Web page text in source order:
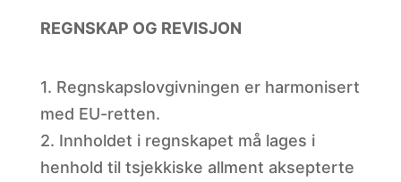
REGNSKAP OG REVISJON
1. Regnskapslovgivningen er harmonisert
med EU-retten.
2. Innholdet i regnskapet må lages i
henhold til tsjekkiske allment aksepterte